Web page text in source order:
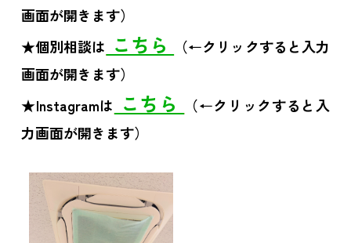
画面が開きます）
★個別相談は こちら
（←クリックすると入力
画面が開きます）
★Instagramは こちら
（←クリックすると入
力画面が開きます）